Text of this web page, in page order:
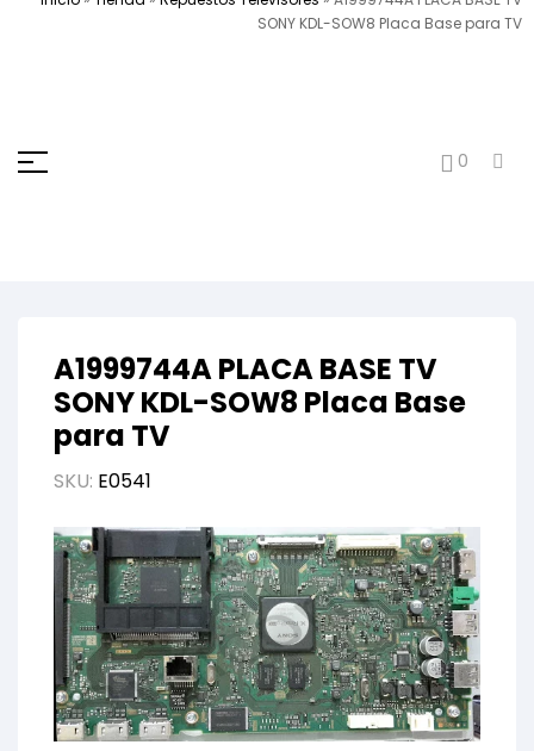
SONY KDL-SOW8 Placa Base para TV
0
A1999744A PLACA BASE TV
SONY KDL-SOW8 Placa Base
para TV
SKU: E0541